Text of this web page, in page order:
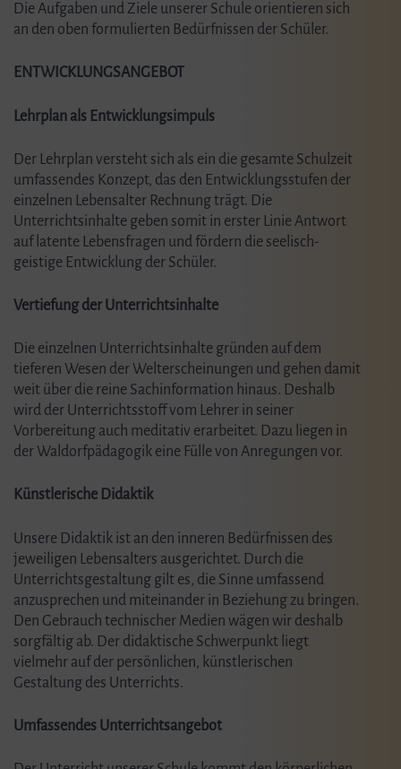
Die Aufgaben und Ziele unserer Schule orientieren sich
an den oben formulierten Bedürfnissen der Schüler.
ENTWICKLUNGSANGEBOT
Lehrplan als Entwicklungsimpuls
Der Lehrplan versteht sich als ein die gesamte Schulzeit
umfassendes Konzept, das den Entwicklungsstufen der
einzelnen Lebensalter Rechnung trägt. Die
Unterrichtsinhalte geben somit in erster Linie Antwort
auf latente Lebensfragen und fördern die seelisch-
geistige Entwicklung der Schüler.
Vertiefung der Unterrichtsinhalte
Die einzelnen Unterrichtsinhalte gründen auf dem
tieferen Wesen der Welterscheinungen und gehen damit
weit über die reine Sachinformation hinaus. Deshalb
wird der Unterrichtsstoff vom Lehrer in seiner
Vorbereitung auch meditativ erarbeitet. Dazu liegen in
der Waldorfpädagogik eine Fülle von Anregungen vor.
Künstlerische Didaktik
Unsere Didaktik ist an den inneren Bedürfnissen des
jeweiligen Lebensalters ausgerichtet. Durch die
Unterrichtsgestaltung gilt es, die Sinne umfassend
anzusprechen und miteinander in Beziehung zu bringen.
Den Gebrauch technischer Medien wägen wir deshalb
sorgfältig ab. Der didaktische Schwerpunkt liegt
vielmehr auf der persönlichen, künstlerischen
Gestaltung des Unterrichts.
Umfassendes Unterrichtsangebot